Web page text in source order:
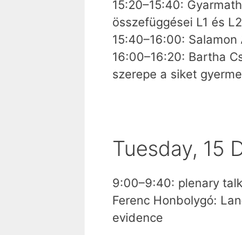
15:20–15:40:
összefüggései L1 és
15:40–16:00:
16:00–16:20: Bartha
szerepe a siket
Tuesday, 15
9:00–9:40: plenary
Ferenc Honbolygó:
evidence